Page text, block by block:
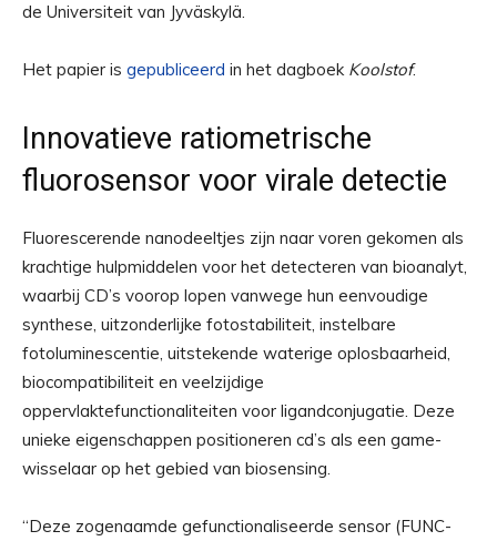
de Universiteit van Jyväskylä.
Het papier is gepubliceerd in het dagboek Koolstof.
Innovatieve ratiometrische
fluorosensor voor virale detectie
Fluorescerende nanodeeltjes zijn naar voren gekomen als
krachtige hulpmiddelen voor het detecteren van bioanalyt,
waarbij CD’s voorop lopen vanwege hun eenvoudige
synthese, uitzonderlijke fotostabiliteit, instelbare
fotoluminescentie, uitstekende waterige oplosbaarheid,
biocompatibiliteit en veelzijdige
oppervlaktefunctionaliteiten voor ligandconjugatie. Deze
unieke eigenschappen positioneren cd’s als een game-
wisselaar op het gebied van biosensing.
“Deze zogenaamde gefunctionaliseerde sensor (FUNC-